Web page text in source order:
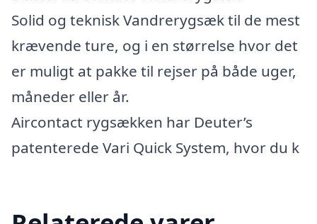
Solid og teknisk Vandrerygsæk til de mest
krævende ture, og i en størrelse hvor det
er muligt at pakke til rejser på både uger,
måneder eller år.
Aircontact rygsækken har Deuter’s
patenterede Vari Quick System, hvor du k